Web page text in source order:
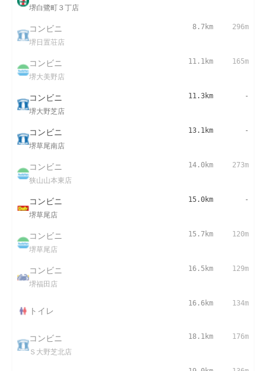
堺白鷺町３丁店
コンビニ
堺日置荘店
8.7km 296m
コンビニ
堺大美野店
11.1km 165m
コンビニ
堺大野芝店
11.3km -
コンビニ
堺草尾南店
13.1km -
コンビニ
狭山山本東店
14.0km 273m
コンビニ
堺草尾店
15.0km -
コンビニ
堺草尾店
15.7km 120m
コンビニ
堺福田店
16.5km 129m
トイレ
16.6km 134m
コンビニ
Ｓ大野芝北店
18.1km 176m